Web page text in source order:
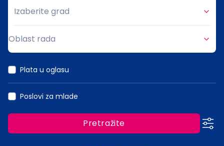
Grad
Izaberite grad
Oblast rada
Plata u oglasu
Poslovi za mlade
Pretražite